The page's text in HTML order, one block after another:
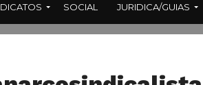
SOCIAL JURIDICA/GUIAS